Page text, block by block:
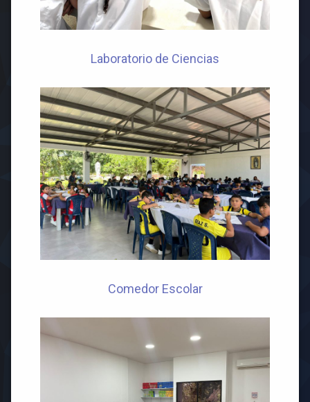
Laboratorio de Ciencias
Comedor Escolar